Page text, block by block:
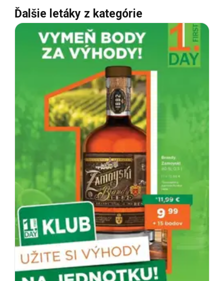
Ďalšie letáky z kategórie